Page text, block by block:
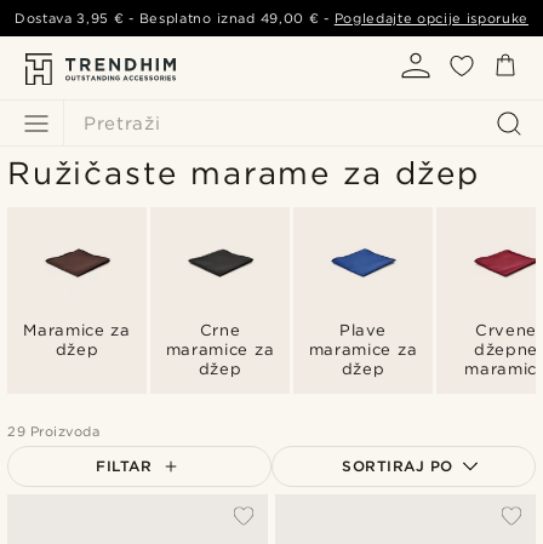
Pretraži
Dostava3,95 € - Besplatno iznad 49,00 € - Pogledajte opcije isporuke
Ružičaste marame za džep
Maramice za
džep
Crne
maramice za
džep
Plave
maramice za
džep
Crvene
džepne
29 Proizvoda
FILTAR SORTIRAJ PO